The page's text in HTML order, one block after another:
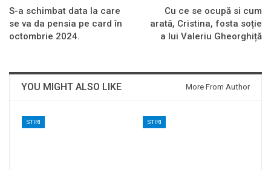
S-a schimbat data la care
se va da pensia pe card în
octombrie 2024.
Cu ce se ocupă si cum
arată, Cristina, fosta soție
a lui Valeriu Gheorghiță
YOU MIGHT ALSO LIKE More From Author
STIRI STIRI